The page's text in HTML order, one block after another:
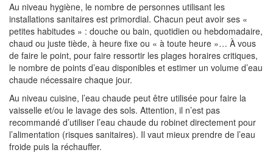
Au niveau hygiène, le nombre de personnes utilisant les
installations sanitaires est primordial. Chacun peut avoir ses «
petites habitudes » : douche ou bain, quotidien ou hebdomadaire,
chaud ou juste tiède, à heure fixe ou « à toute heure »… À vous
de faire le point, pour faire ressortir les plages horaires critiques,
le nombre de points d’eau disponibles et estimer un volume d’eau
chaude nécessaire chaque jour.
Au niveau cuisine, l’eau chaude peut être utilisée pour faire la
vaisselle et/ou le lavage des sols. Attention, il n’est pas
recommandé d’utiliser l’eau chaude du robinet directement pour
l’alimentation (risques sanitaires). Il vaut mieux prendre de l’eau
froide puis la réchauffer.